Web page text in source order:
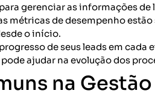
gerenciar as informações de
métricas de desempenho
o início.
de seus leads em cada
ajudar na evolução dos
na